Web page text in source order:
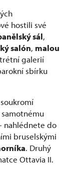
hostili své
sál,
salón, malou
galerií
sbírku
nahlédnete do
bruselskými
. Druhý
Ottavia II.